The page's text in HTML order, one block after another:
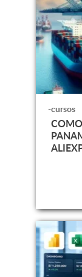
-cursos